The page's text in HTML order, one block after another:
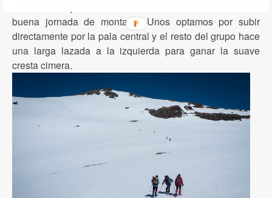
buena jornada de montaña. Unos optamos por subir
directamente por la pala central y el resto del grupo hace
una larga lazada a la izquierda para ganar la suave
cresta cimera.